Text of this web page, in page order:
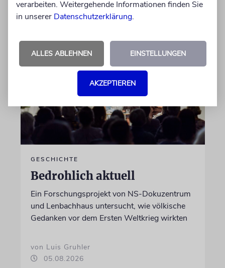
von Katrin Richter
05.08.2026
GESCHICHTE
Bedrohlich aktuell
Ein Forschungsprojekt von NS-Dokuzentrum
und Lenbachhaus untersucht, wie völkische
Gedanken vor dem Ersten Weltkrieg wirkten
von Luis Gruhler
05.08.2026
verarbeiten. Weitergehende Informationen finden Sie
in unserer Datenschutzerklärung.
ALLES ABLEHNEN EINSTELLUNGEN
AKZEPTIEREN